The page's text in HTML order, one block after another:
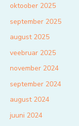
oktoober 2025
september 2025
august 2025
veebruar 2025
november 2024
september 2024
august 2024
juuni 2024